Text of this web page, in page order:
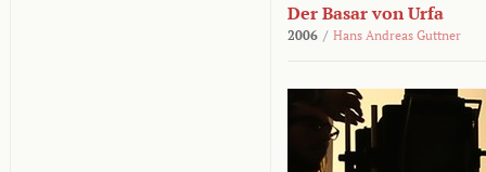
Der Basar von Urfa
2006 / Hans Andreas Guttner